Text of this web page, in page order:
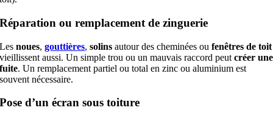
Réparation ou remplacement de zinguerie
Lesnoues,gouttières,solins autour des cheminées oufenêtres de toit
vieillissent aussi. Un simple trou ou un mauvais raccord peutcréer une
fuite. Un remplacement partiel ou total en zinc ou aluminium est
souvent nécessaire.
Pose d’un écran sous toiture